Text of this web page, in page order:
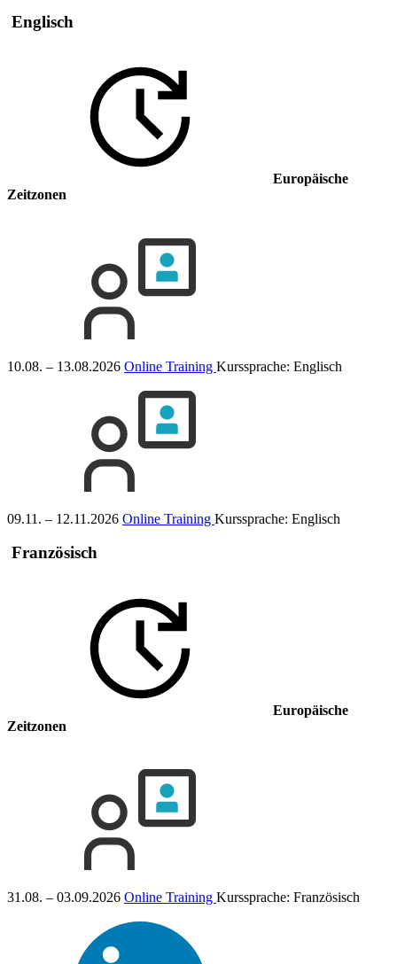
Englisch
Europäische
Zeitzonen
10.08. – 13.08.2026 Online Training Kurssprache: Englisch
09.11. – 12.11.2026 Online Training Kurssprache: Englisch
Französisch
Europäische
Zeitzonen
31.08. – 03.09.2026 Online Training Kurssprache: Französisch